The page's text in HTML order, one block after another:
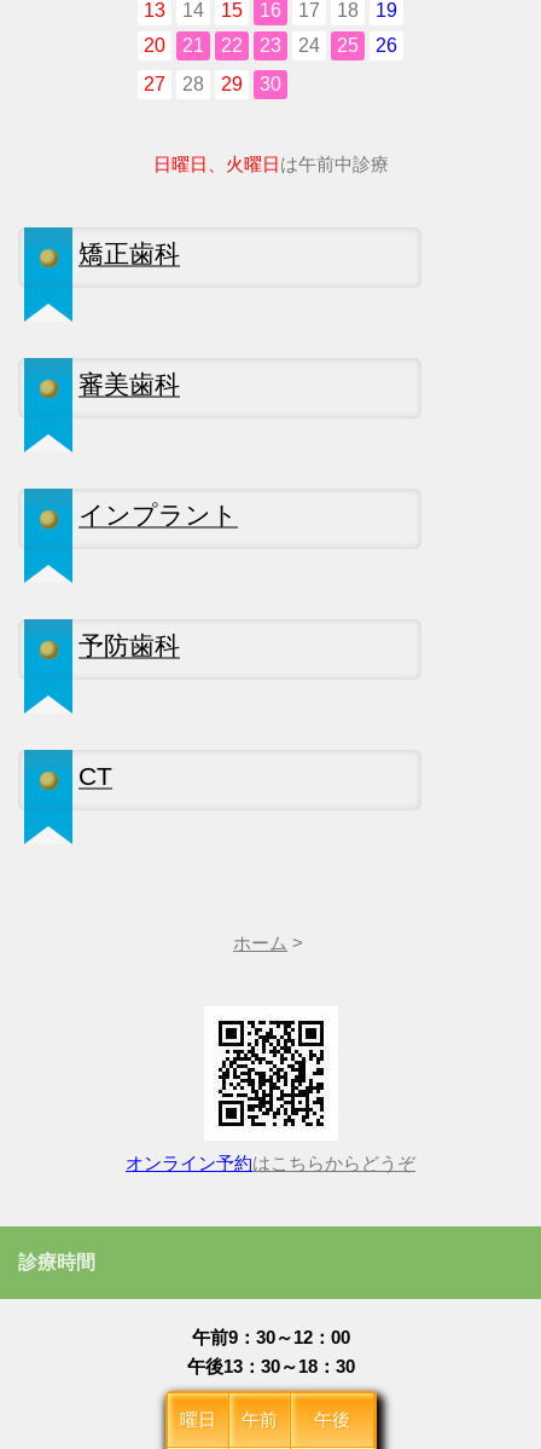
13
14 15 16 17 18
19
20
21 22 23 24 25
26
27
28 29 30
日曜日、火曜日は午前中診療
矯正歯科
審美歯科
インプラント
予防歯科
CT
ホーム >
オンライン予約はこちらからどうぞ
診療時間
午前9：30～12：00
午後13：30～18：30
曜日 午前 午後